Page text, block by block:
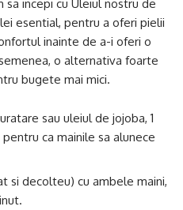
sa incepi cu Uleiul nostru de
esential, pentru a oferi pielii
inainte de a-i oferi o
o alternativa foarte
bugete mai mici.
sau uleiul de jojoba, 1
ca mainile sa alunece
si decolteu) cu ambele maini,